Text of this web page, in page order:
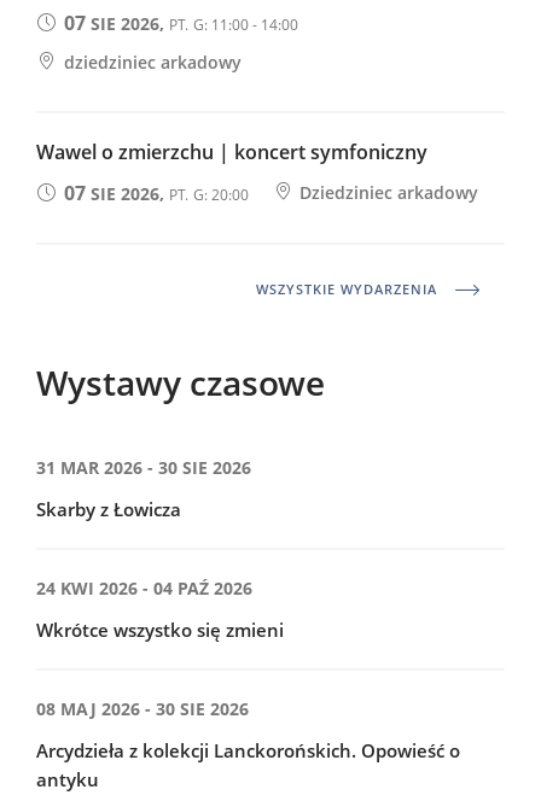
07SIE 2026, PT. G: 11:00 - 14:00
dziedziniec arkadowy
Wawel o zmierzchu | koncert symfoniczny
07SIE 2026, PT. G: 20:00 Dziedziniec arkadowy
WSZYSTKIE WYDARZENIA
Wystawy czasowe
31 MAR 2026 - 30 SIE 2026
Skarby z Łowicza
24 KWI 2026 - 04 PAŹ 2026
Wkrótce wszystko się zmieni
08 MAJ 2026 - 30 SIE 2026
Arcydzieła z kolekcji Lanckorońskich. Opowieść o
antyku